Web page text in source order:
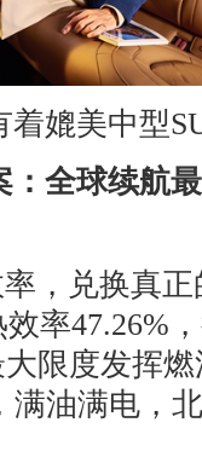
媲美中型
：全球续航
，兑换真
率47.26%
限度发挥
满油满电，